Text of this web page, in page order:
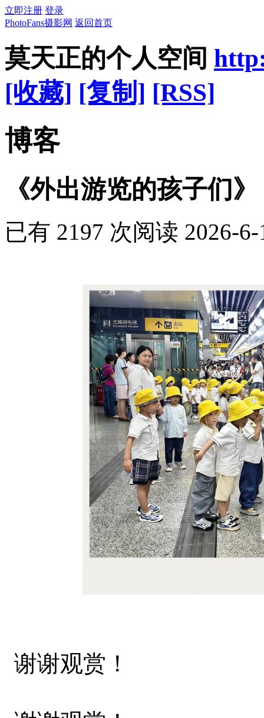
立即注册 登录
PhotoFans摄影网 返回首页
莫天正的个人空间
[收藏] [复制] [RSS]
博客
《外出游览的孩子们》
已有 2197 次阅读 2026-
谢谢观赏！